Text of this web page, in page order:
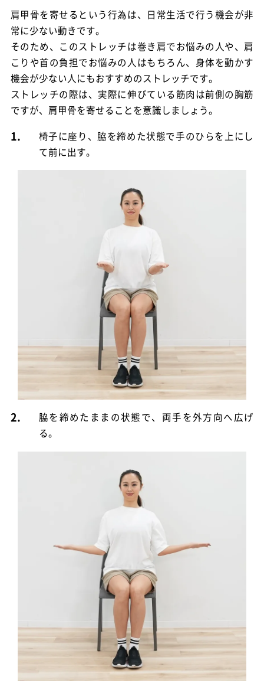
肩甲骨を寄せるという行為は、日常生活で行う機会が非
常に少ない動きです。
そのため、このストレッチは巻き肩でお悩みの人や、肩
こりや首の負担でお悩みの人はもちろん、身体を動かす
機会が少ない人にもおすすめのストレッチです。
ストレッチの際は、実際に伸びている筋肉は前側の胸筋
ですが、肩甲骨を寄せることを意識しましょう。
1.
椅子に座り、脇を締めた状態で手のひらを上にし
て前に出す。
2.
脇を締めたままの状態で、両手を外方向へ広げ
る。